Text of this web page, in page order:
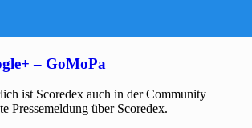
– GoMoPa
ist Scoredex auch in der Community
Pressemeldung über Scoredex.